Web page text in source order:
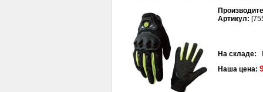
Артикул:
На складе:
Наша цена: